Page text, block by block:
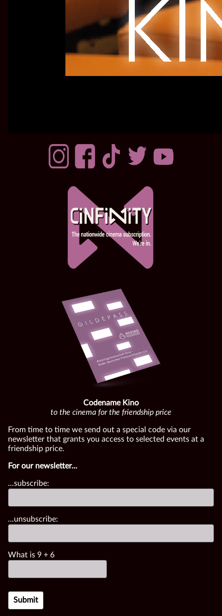
Codename Kino
to the cinema for the friendship price
From time to time we send out a special code via our
newsletter that grants you access to selected events at a
friendship price.
For our newsletter...
...subscribe:
...unsubscribe:
What is 9 + 6